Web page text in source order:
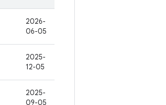
2026-
06-05
2025-
12-05
2025-
09-05